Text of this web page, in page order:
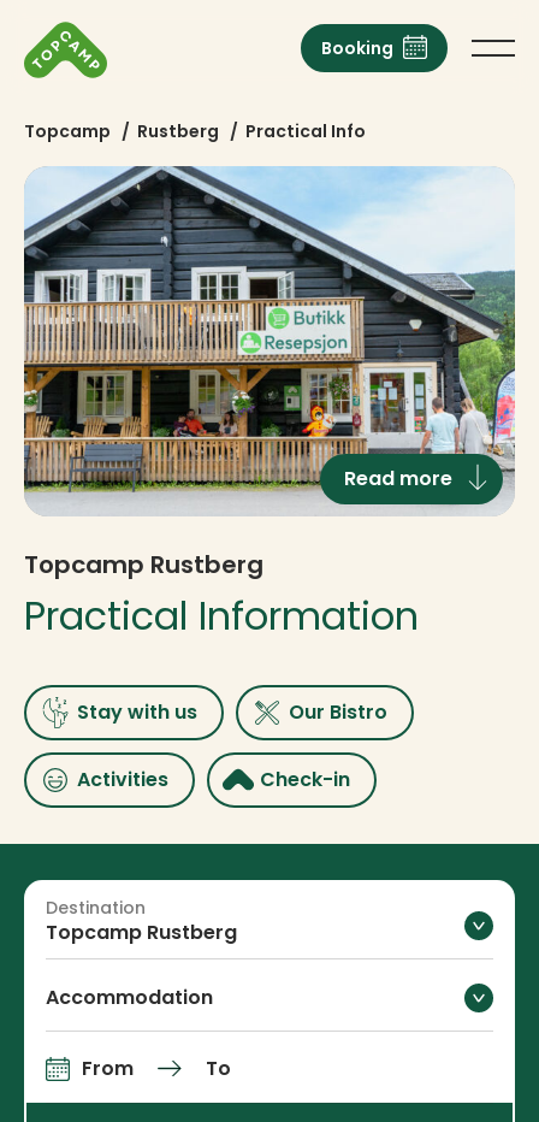
Booking
Topcamp / Rustberg / Practical Info
Topcamp Rustberg
Practical Information
Read more
Stay with us Our Bistro
Activities Check-in
Topcamp Rustberg
Destination
Accommodation
Arrival and departure
From To